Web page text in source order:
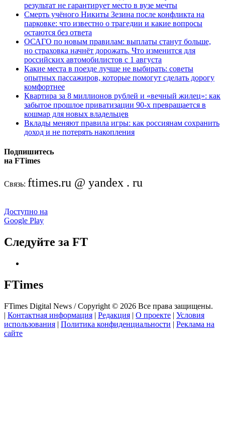
результат не гарантирует место в вузе мечты
Смерть учёного Никиты Зезина после конфликта на
парковке: что известно о трагедии и какие вопросы
остаются без ответа
ОСАГО по новым правилам: выплаты станут больше,
но страховка начнёт дорожать. Что изменится для
российских автомобилистов с 1 августа
Какие места в поезде лучше не выбирать: советы
опытных пассажиров, которые помогут сделать дорогу
комфортнее
Квартира за 8 миллионов рублей и «вечный жилец»: как
забытое прошлое приватизации 90-х превращается в
кошмар для новых владельцев
Вклады меняют правила игры: как россиянам сохранить
доход и не потерять накопления
Подпишитесь
на FTimes
Связь: ftimes.ru @ yandex . ru
Доступно на
Google Play
Следуйте за FT
FTimes
FTimes Digital News / Copyright © 2026 Все права защищены.
| Контактная информация | Редакция | О проекте | Условия
использования | Политика конфиденциальности | Реклама на
сайте